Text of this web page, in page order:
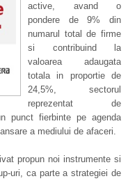
active, avand o
pondere de 9% din
numarul total de firme
si contribuind la
valoarea adaugata
totala in proportie de
24,5%, sectorul
reprezentat de
punct fierbinte pe agenda
a mediului de afaceri.
propun noi instrumente si
uri, ca parte a strategiei de